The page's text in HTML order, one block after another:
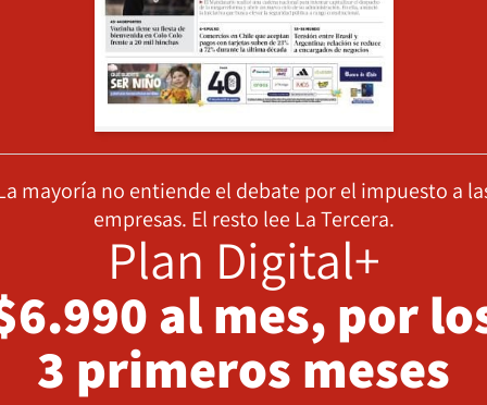
mayoría no entiende el debate por el impuesto a
empresas. El resto lee La Tercera.
Plan Digital+
al mes, por
3 primeros meses